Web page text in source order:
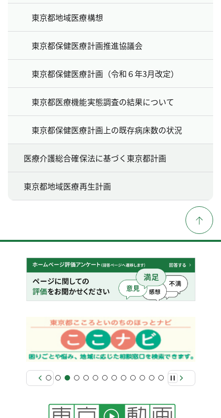
東京都地域医療構想
東京都保健医療計画推進協議会
東京都保健医療計画（令和６年3月改定）
東京都医療機能実態調査の結果について
東京都保健医療計画上の既存病床数の状況
医療介護総合確保法に基づく東京都計画
東京都地域医療再生計画